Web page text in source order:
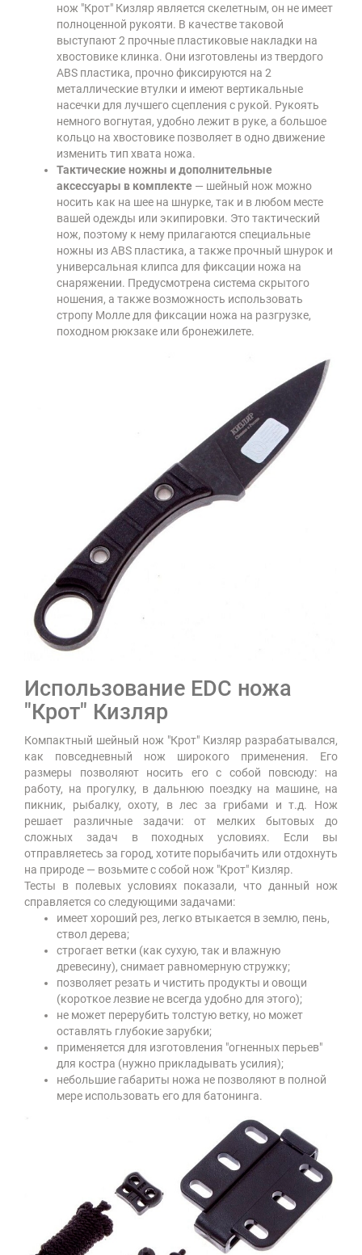
нож "Крот" Кизляр является скелетным, он не имеет
полноценной рукояти. В качестве таковой
выступают 2 прочные пластиковые накладки на
хвостовике клинка. Они изготовлены из твердого
ABS пластика, прочно фиксируются на 2
металлические втулки и имеют вертикальные
насечки для лучшего сцепления с рукой. Рукоять
немного вогнутая, удобно лежит в руке, а большое
кольцо на хвостовике позволяет в одно движение
изменить тип хвата ножа.
Тактические ножны и дополнительные
аксессуары в комплекте — шейный нож можно
носить как на шее на шнурке, так и в любом месте
вашей одежды или экипировки. Это тактический
нож, поэтому к нему прилагаются специальные
ножны из ABS пластика, а также прочный шнурок и
универсальная клипса для фиксации ножа на
снаряжении. Предусмотрена система скрытого
ношения, а также возможность использовать
стропу Молле для фиксации ножа на разгрузке,
походном рюкзаке или бронежилете.
Использование EDC ножа
"Крот" Кизляр
Компактный шейный нож "Крот" Кизляр разрабатывался,
как повседневный нож широкого применения. Его
размеры позволяют носить его с собой повсюду: на
работу, на прогулку, в дальнюю поездку на машине, на
пикник, рыбалку, охоту, в лес за грибами и т.д. Нож
решает различные задачи: от мелких бытовых до
сложных задач в походных условиях. Если вы
отправляетесь за город, хотите порыбачить или отдохнуть
на природе — возьмите с собой нож "Крот" Кизляр.
Тесты в полевых условиях показали, что данный нож
справляется со следующими задачами:
имеет хороший рез, легко втыкается в землю, пень,
ствол дерева;
строгает ветки (как сухую, так и влажную
древесину), снимает равномерную стружку;
позволяет резать и чистить продукты и овощи
(короткое лезвие не всегда удобно для этого);
не может перерубить толстую ветку, но может
оставлять глубокие зарубки;
применяется для изготовления "огненных перьев"
для костра (нужно прикладывать усилия);
небольшие габариты ножа не позволяют в полной
мере использовать его для батонинга.